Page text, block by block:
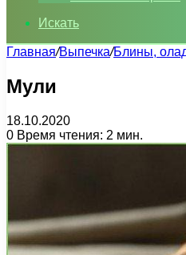
Искать
Главная/Выпечка/Блины,
Мули
18.10.2020
0 Время чтения: 2 мин.